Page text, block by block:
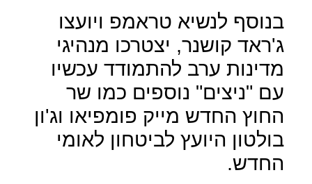
בנוסף לנשיא טראמפ ויועצו
ג'ראד קושנר, יצטרכו מנהיגי
מדינות ערב להתמודד עכשיו
עם "ניצים" נוספים כמו שר
החוץ החדש מייק פומפיאו וג'ון
בולטון היועץ לביטחון לאומי
החדש.